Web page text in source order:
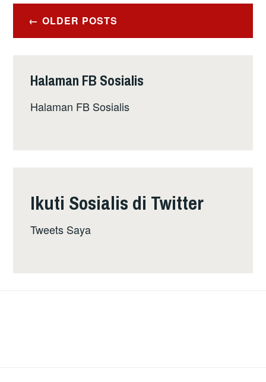
Posts
navigation
OLDER POSTS
Halaman FB Sosialis
Halaman FB Sosialis
Ikuti Sosialis di Twitter
Tweets Saya